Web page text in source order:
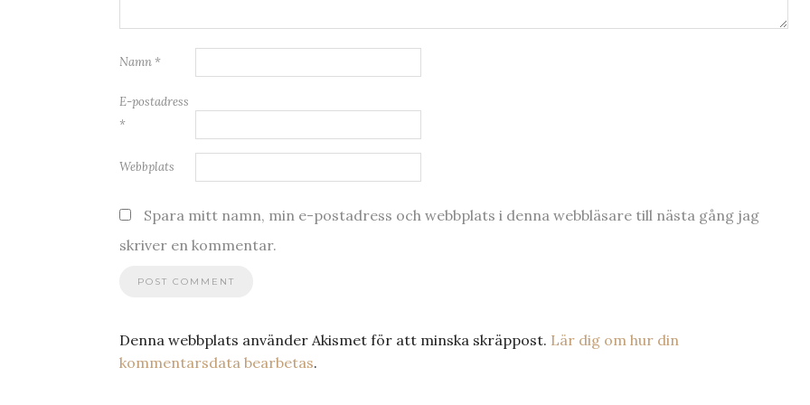
Namn *
E-postadress
*
Webbplats
Spara mitt namn, min e-postadress och webbplats i denna webbläsare till nästa gång jag
skriver en kommentar.
Denna webbplats använder Akismet för att minska skräppost. Lär dig om hur din
kommentarsdata bearbetas.